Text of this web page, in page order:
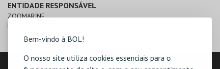
Bem-vindo à BOL!
O nosso site utiliza cookies essenciais para o
ENTIDADE RESPONSÁVEL
ZOOMARINE
NIF:
LOCALIZAÇÃO